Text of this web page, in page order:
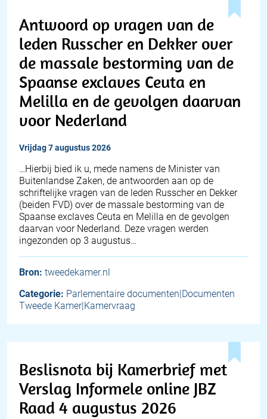
Antwoord op vragen van de
leden Russcher en Dekker over
de massale bestorming van de
Spaanse exclaves Ceuta en
Melilla en de gevolgen daarvan
voor Nederland
vrijdag 7 augustus 2026
… Hierbij bied ik u, mede namens de Minister van
Buitenlandse Zaken, de antwoorden aan op de
schriftelijke vragen van de leden Russcher en Dekker
(beiden FVD) over de massale bestorming van de
Spaanse exclaves Ceuta en Melilla en de gevolgen
daarvan voor Nederland. Deze vragen werden
ingezonden op 3 augustus…
Bron: tweedekamer.nl
Categorie: Parlementaire documenten|Documenten
Tweede Kamer|Kamervraag
Beslisnota bij Kamerbrief met
Verslag Informele online JBZ
Raad 4 augustus 2026